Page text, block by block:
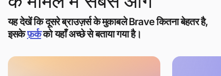
यह देखें कि दूसरे ब्राउज़र्स के मुकाबले Brave कितना बेहतर है,
इसकेफ़र्कको यहाँ अच्छे से बताया गया है।